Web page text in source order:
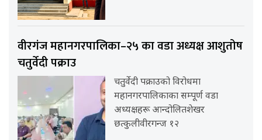
वीरगंज महानगरपालिका–२५ का वडा अध्यक्ष आशुतोष
चतुर्वेदी पक्राउ
चतुर्वेदी पक्राउको विरोधमा
महानगरपालिकाका सम्पूर्ण वडा
अध्यक्षहरू आन्दोलितशेखर
छत्कुलीवीरगन्ज १२